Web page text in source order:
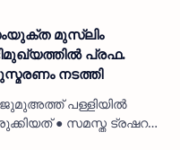
മുസ്ലിം
പ്രഫ.
നടത്തി
ജുമുഅത്ത് പള്ളിയിൽ
● സമസ്ത ട്രഷറർ